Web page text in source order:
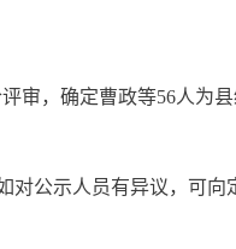
审，确定曹政等56人为
对公示人员有异议，可向